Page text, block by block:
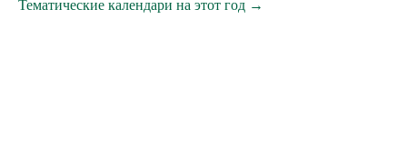
Тематические календари на этот год →